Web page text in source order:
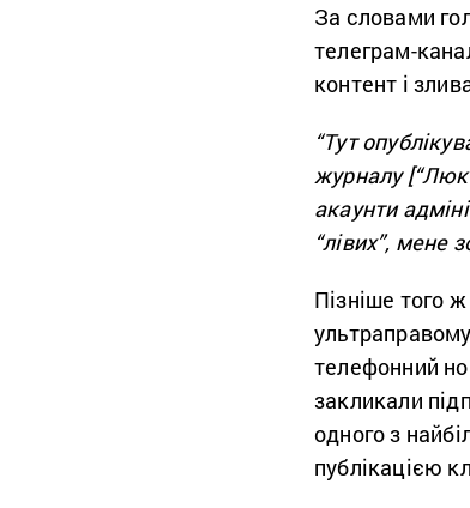
За словами
телеграм-
контент і
“Тут
журналу
акаунти
“лівих”, мене
Пізніше того
телефонний
закликали
одного з
публікацією